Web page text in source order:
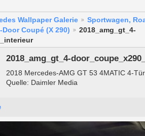
Wallpaper Galerie
Sportwagen,
Coupé (X 290)
2018_amg_gt_4-
2018_amg_gt_4-
2018 Mercedes-AMG GT 53 4MATIC 4-
Quelle: Daimler Media